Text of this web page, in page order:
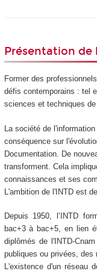
Présentation de
Former des
défis contemporains : tel
sciences et techniques
La société de
conséquence sur
Documentation. De
transforment. Cela
connaissances et ses
L'ambition de l'INTD est
Depuis 1950, l’INTD
bac+3 à bac+5, en lien
diplômés de l'INTD-
publiques ou privées,
L'existence d'un réseau